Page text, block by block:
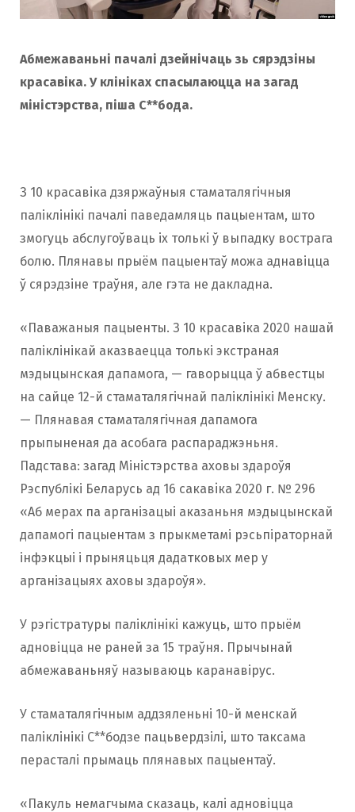
Абмежаваньні пачалі дзейнічаць зь сярэдзіны
красавіка. У клініках спасылаюцца на загад
міністэрства, піша С**бода.
З 10 красавіка дзяржаўныя стаматалягічныя
паліклінікі пачалі паведамляць пацыентам, што
змогуць абслугоўваць іх толькі ў выпадку вострага
болю. Плянавы прыём пацыентаў можа аднавіцца
ў сярэдзіне траўня, але гэта не дакладна.
«Паважаныя пацыенты. З 10 красавіка 2020 нашай
паліклінікай аказваецца толькі экстраная
мэдыцынская дапамога, — гаворыцца ў абвестцы
на сайце 12-й стаматалягічнай паліклінікі Менску.
— Плянавая стаматалягічная дапамога
прыпыненая да асобага распараджэньня.
Падстава: загад Міністэрства аховы здароўя
Рэспублікі Беларусь ад 16 сакавiка 2020 г. № 296
«Аб мерах па арганізацыі аказаньня мэдыцынскай
дапамогі пацыентам з прыкметамі рэсьпіраторнай
інфэкцыі і прыняцьця дадатковых мер у
арганізацыях аховы здароўя».
У рэгістратуры паліклінікі кажуць, што прыём
адновіцца не раней за 15 траўня. Прычынай
абмежаваньняў называюць каранавірус.
У стаматалягічным аддзяленьні 10-й менскай
паліклінікі С**бодзе пацьвердзілі, што таксама
перасталі прымаць плянавых пацыентаў.
«Пакуль немагчыма сказаць, калі адновіцца